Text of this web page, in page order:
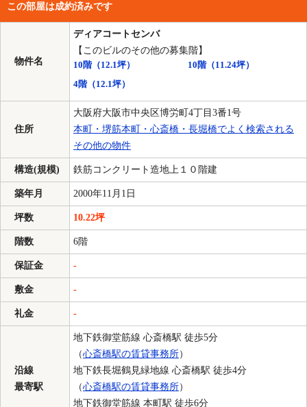
この部屋は成約済みです
物件名
ディアコートセンバ
【このビルのその他の募集階】
10階（12.1坪） 10階（11.24坪）
4階（12.1坪）
住所
大阪府大阪市中央区博労町4丁目3番1号
本町・堺筋本町・心斎橋・長堀橋でよく検索される
その他の物件
構造(規模) 鉄筋コンクリート造地上１０階建
築年月 2000年11月1日
坪数 10.22坪
階数 6階
保証金 -
敷金 -
礼金 -
沿線
最寄駅
地下鉄御堂筋線 心斎橋駅 徒歩5分
（心斎橋駅の賃貸事務所）
地下鉄長堀鶴見緑地線 心斎橋駅 徒歩4分
（心斎橋駅の賃貸事務所）
地下鉄御堂筋線 本町駅 徒歩6分